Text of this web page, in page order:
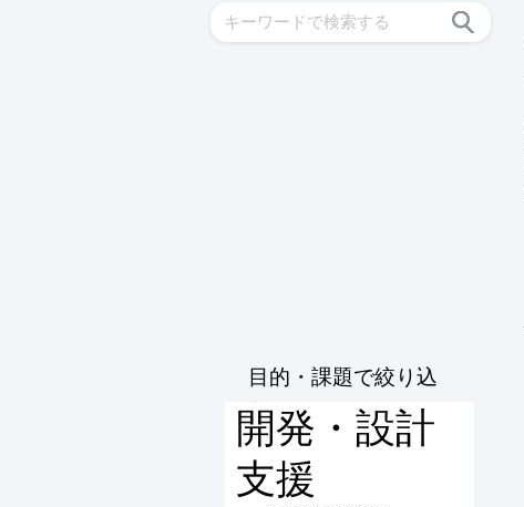
目的・課題で絞り込
む
開発・設計
支援